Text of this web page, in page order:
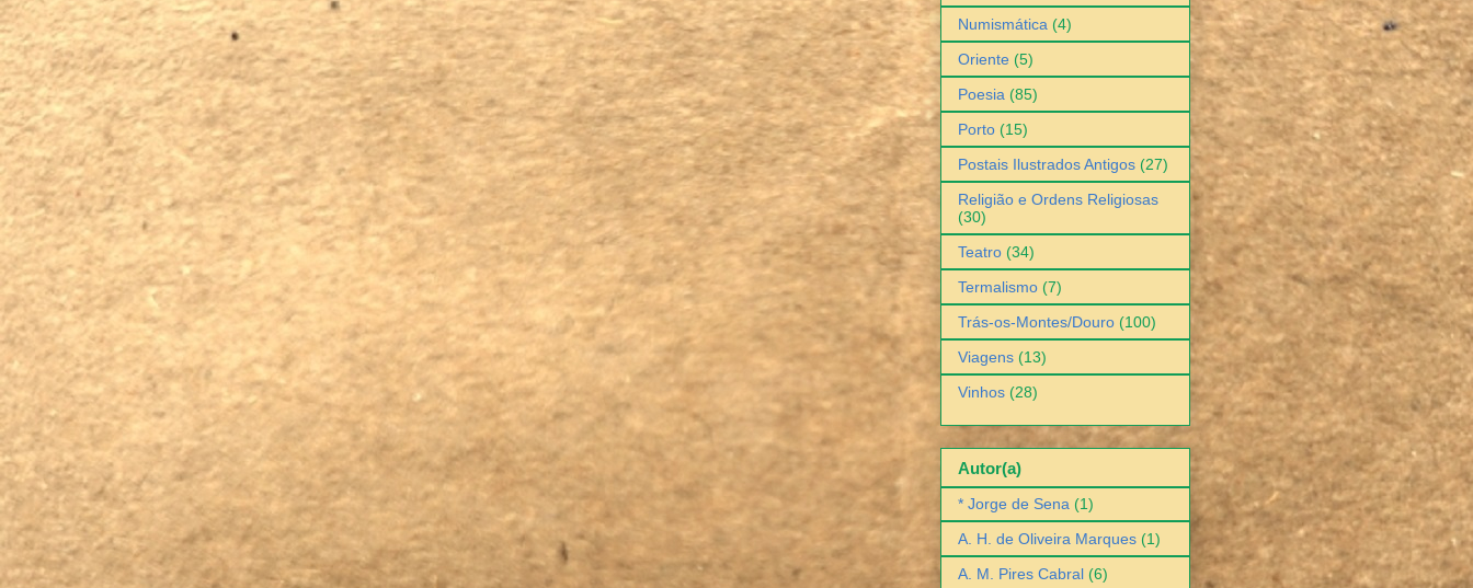
Numismática (4)
Oriente (5)
Poesia (85)
Porto (15)
Postais Ilustrados Antigos (27)
Religião e Ordens Religiosas
(30)
Teatro (34)
Termalismo (7)
Trás-os-Montes/Douro (100)
Viagens (13)
Vinhos (28)
Autor(a)
* Jorge de Sena (1)
A. H. de Oliveira Marques (1)
A. M. Pires Cabral (6)